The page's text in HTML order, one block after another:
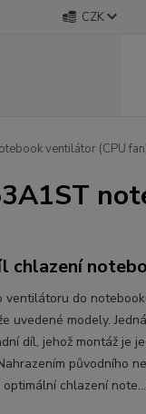
CZK
ventilátor (CPU
chlazení
ventilátoru do
uvedené modely.
díl, jehož montáž je
původního
chlazení note...